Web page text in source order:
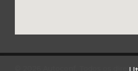
© 2026 Autoconf. Todos os